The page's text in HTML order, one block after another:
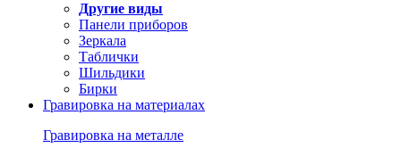
Другие виды
Панели приборов
Зеркала
Таблички
Шильдики
Бирки
Гравировка на материалах
Гравировка на металле